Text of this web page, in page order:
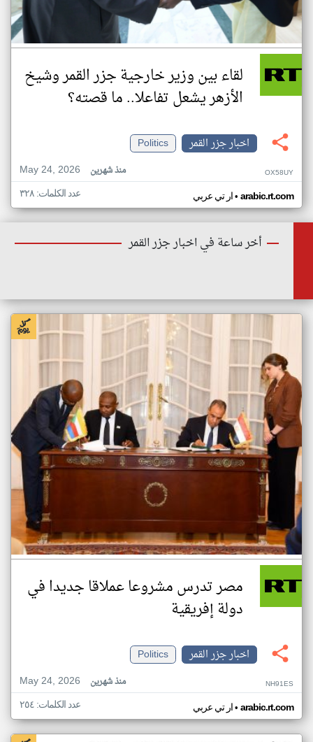
لقاء بين وزير خارجية جزر القمر وشيخ
الأزهر يشعل تفاعلا.. ما قصته؟
اخبار جزر القمر
Politics
May 24, 2026
منذ شهرين OX58UY
ار تي عربي• arabic.rt.com عدد الكلمات: ٣٢٨
أخر ساعة في اخبار جزر القمر
مصر تدرس مشروعا عملاقا جديدا في
دولة إفريقية
اخبار جزر القمر
Politics
May 24, 2026
منذ شهرين NH91ES
ار تي عربي• arabic.rt.com عدد الكلمات: ٢٥٤